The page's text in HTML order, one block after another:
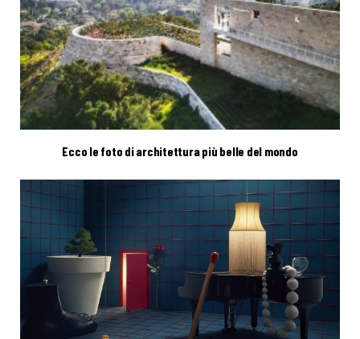
Ecco le foto di architettura più belle del mondo